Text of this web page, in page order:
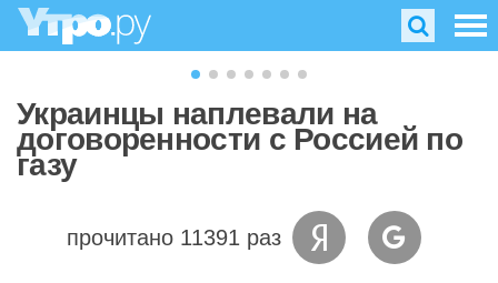
Украинцы наплевали на
договоренности с Россией по
газу
прочитано 11391 раз